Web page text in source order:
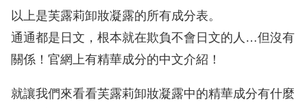
以上是芙露莉卸妝凝露的所有成分表。
通通都是日文，根本就在欺負不會日文的人…但沒有
關係！官網上有精華成分的中文介紹！
就讓我們來看看芙露莉卸妝凝露中的精華成分有什麼